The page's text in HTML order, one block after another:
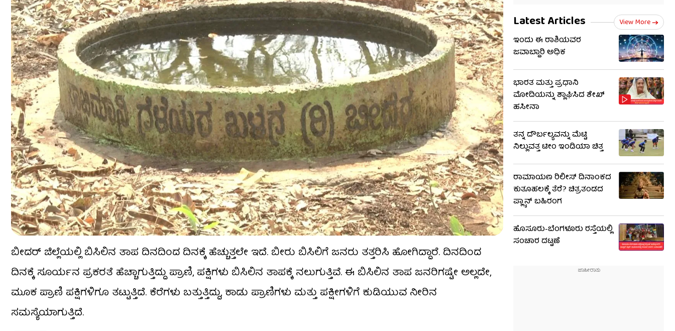
ಬೀದರ್ ಜಿಲ್ಲೆಯಲ್ಲಿ ಬಿಸಿಲಿನ ತಾಪ ದಿನದಿಂದ ದಿನಕ್ಕೆ ಹೆಚ್ಚುತ್ತಲೇ ಇದೆ. ಬೀರು ಬಿಸಿಲಿಗೆ ಜನರು ತತ್ತರಿಸಿ ಹೋಗಿದ್ದಾರೆ. ದಿನದಿಂದ
ದಿನಕ್ಕೆ ಸೂರ್ಯನ ಪ್ರಕರತೆ ಹೆಚ್ಚಾಗುತ್ತಿದ್ದು ಪ್ರಾಣಿ, ಪಕ್ಷಿಗಳು ಬಿಸಿಲಿನ ತಾಪಕ್ಕೆ ನಲುಗುತ್ತಿವೆ. ಈ ಬಿಸಿಲಿನ ತಾಪ ಜನರಿಗಷ್ಟೇ ಅಲ್ಲದೇ,
ಮೂಕ ಪ್ರಾಣಿ ಪಕ್ಷಿಗಳಿಗೂ ತಟ್ಟುತ್ತಿದೆ. ಕೆರೆಗಳು ಬತ್ತುತ್ತಿದ್ದು, ಕಾಡು ಪ್ರಾಣಿಗಳು ಮತ್ತು ಪಕ್ಷೀಗಳಿಗೆ ಕುಡಿಯುವ ನೀರಿನ
ಸಮಸ್ಯೆಯಾಗುತ್ತಿದೆ.
Latest Articles View More
ಇಂದು ಈ ರಾಶಿಯವರ
ಜವಾಬ್ದಾರಿ ಅಧಿಕ
ಭಾರತ ಮತ್ತು ಪ್ರಧಾನಿ
ಮೋದಿಯನ್ನು ಶ್ಲಾಘಿಸಿದ ಶೇಖ್
ಹಸೀನಾ
ತನ್ನ ದೌರ್ಬಲ್ಯವನ್ನು ಮೆಟ್ಟಿ
ನಿಲ್ಲುವತ್ತ ಟೀಂ ಇಂಡಿಯಾ ಚಿತ್ತ
ರಾಮಾಯಣ ರಿಲೀಸ್ ದಿನಾಂಕದ
ಕುತೂಹಲಕ್ಕೆ ತೆರೆ? ಚಿತ್ರತಂಡದ
ಪ್ಲ್ಯಾನ್ ಬಹಿರಂಗ
ಹೊಸೂರು-ಬೆಂಗಳೂರು ರಸ್ತೆಯಲ್ಲಿ
ಸಂಚಾರ ದಟ್ಟಣೆ